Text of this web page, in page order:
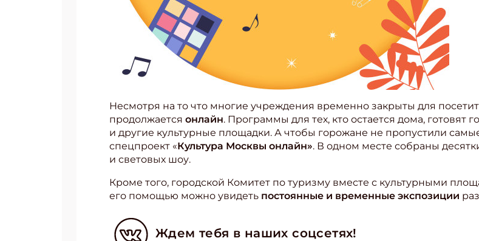
Несмотря на то что многие учреждения временно закрыты для
продолжается онлайн. Программы для тех, кто остается дома, готовят
и другие культурные площадки. А чтобы горожане не пропустили
спецпроект «Культура Москвы онлайн». В одном месте собраны
и световых шоу.
Кроме того, городской Комитет по туризму вместе с культурными
его помощью можно увидеть постоянные и временные экспозиции
Ждем тебя в наших соцсетях!